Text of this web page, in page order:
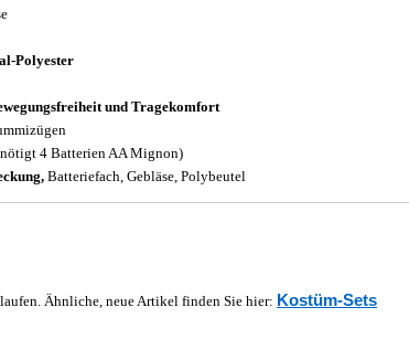
Polyester
und Tragekomfort
4 Batterien AA Mignon)
Batteriefach, Gebläse, Polybeutel
Ähnliche, neue Artikel finden Sie hier: Kostüm-Sets